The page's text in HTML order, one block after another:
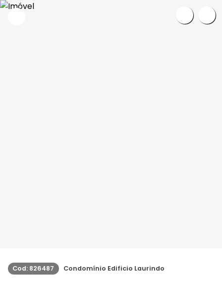
Cod: 826487 Condomínio Edificio Laurindo